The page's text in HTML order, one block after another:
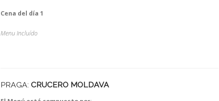
Cena del día 1
Menu Incluído
PRAGA: CRUCERO MOLDAVA